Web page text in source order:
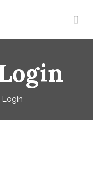
Login